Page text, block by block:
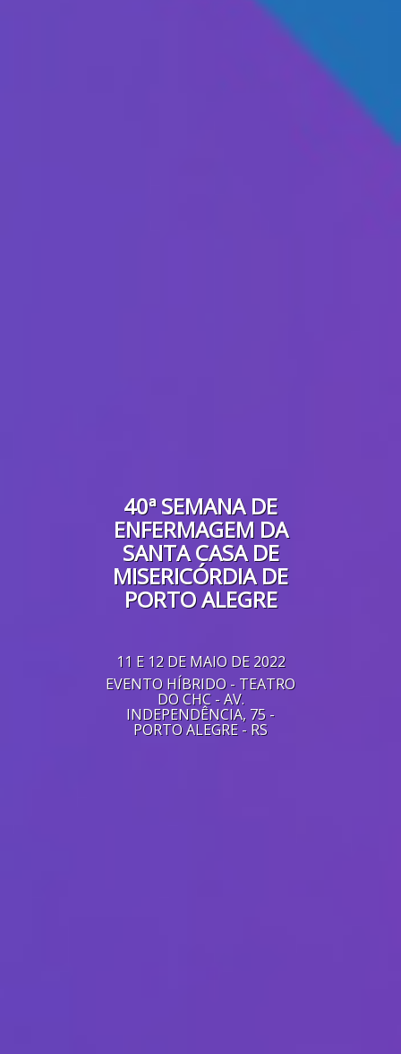
40ª SEMANA DE
ENFERMAGEM DA
SANTA CASA DE
MISERICÓRDIA DE
PORTO ALEGRE
11 E 12 DE MAIO DE 2022
EVENTO HÍBRIDO - TEATRO
DO CHC - AV.
INDEPENDÊNCIA, 75 -
PORTO ALEGRE - RS